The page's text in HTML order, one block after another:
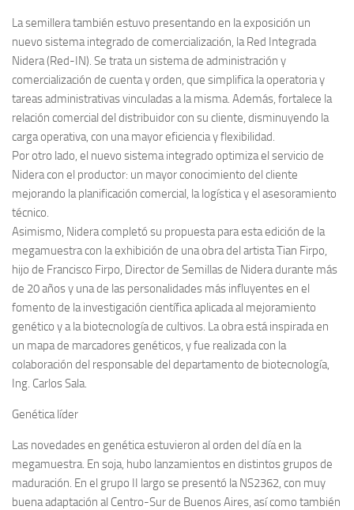
La semillera también estuvo presentando en la exposición un
nuevo sistema integrado de comercialización, la Red Integrada
Nidera (Red-IN). Se trata un sistema de administración y
comercialización de cuenta y orden, que simplifica la operatoria y
tareas administrativas vinculadas a la misma. Además, fortalece la
relación comercial del distribuidor con su cliente, disminuyendo la
carga operativa, con una mayor eficiencia y flexibilidad.
Por otro lado, el nuevo sistema integrado optimiza el servicio de
Nidera con el productor: un mayor conocimiento del cliente
mejorando la planificación comercial, la logística y el asesoramiento
técnico.
Asimismo, Nidera completó su propuesta para esta edición de la
megamuestra con la exhibición de una obra del artista Tian Firpo,
hijo de Francisco Firpo, Director de Semillas de Nidera durante más
de 20 años y una de las personalidades más influyentes en el
fomento de la investigación científica aplicada al mejoramiento
genético y a la biotecnología de cultivos. La obra está inspirada en
un mapa de marcadores genéticos, y fue realizada con la
colaboración del responsable del departamento de biotecnología,
Ing. Carlos Sala.
Genética líder
Las novedades en genética estuvieron al orden del día en la
megamuestra. En soja, hubo lanzamientos en distintos grupos de
maduración. En el grupo II largo se presentó la NS2362, con muy
buena adaptación al Centro-Sur de Buenos Aires, así como también